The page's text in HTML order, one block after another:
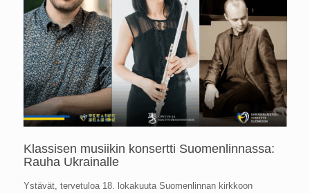
Klassisen musiikin konsertti Suomenlinnassa:
Rauha Ukrainalle
Ystävät, tervetuloa 18. lokakuuta Suomenlinnan kirkkoon